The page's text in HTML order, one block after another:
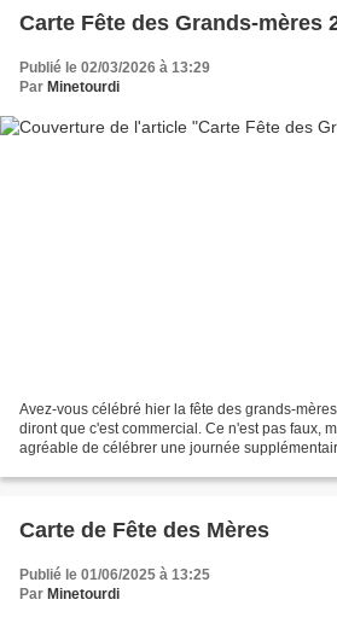
Carte Fête des Grands-mères
Publié le 02/03/2026 à 13:29
Par Minetourdi
Avez-vous célébré hier la fête des grands-
diront que c'est commercial. Ce n'est pas faux,
agréable de célébrer une journée
Carte de Fête des Mères
Publié le 01/06/2025 à 13:25
Par Minetourdi